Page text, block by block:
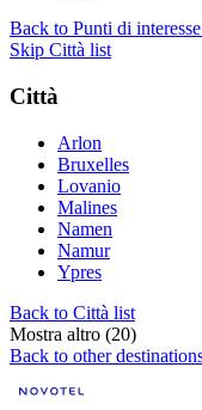
Back to Punti di
Skip Città list
Città
Arlon
Bruxelles
Lovanio
Malines
Namen
Namur
Ypres
Back to Città list
Mostra altro (20)
Back to other